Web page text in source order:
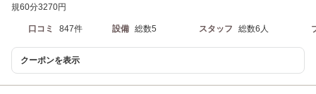
規60分3270円
口コミ 847件 設備 総数5 スタッフ 総数6人
クーポンを表示